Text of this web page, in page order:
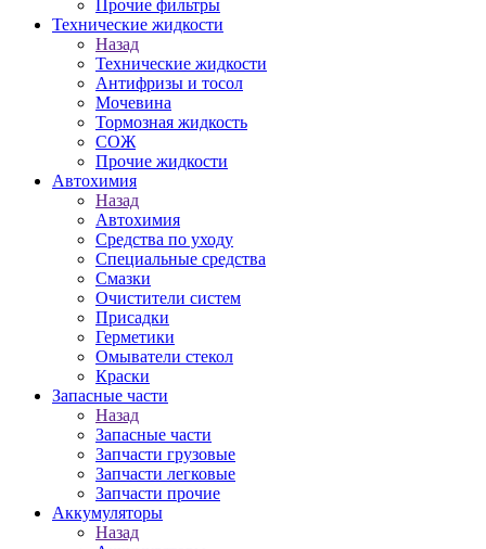
Прочие фильтры
Технические жидкости
Назад
Технические жидкости
Антифризы и тосол
Мочевина
Тормозная жидкость
СОЖ
Прочие жидкости
Автохимия
Назад
Автохимия
Средства по уходу
Специальные средства
Смазки
Очистители систем
Присадки
Герметики
Омыватели стекол
Краски
Запасные части
Назад
Запасные части
Запчасти грузовые
Запчасти легковые
Запчасти прочие
Аккумуляторы
Назад